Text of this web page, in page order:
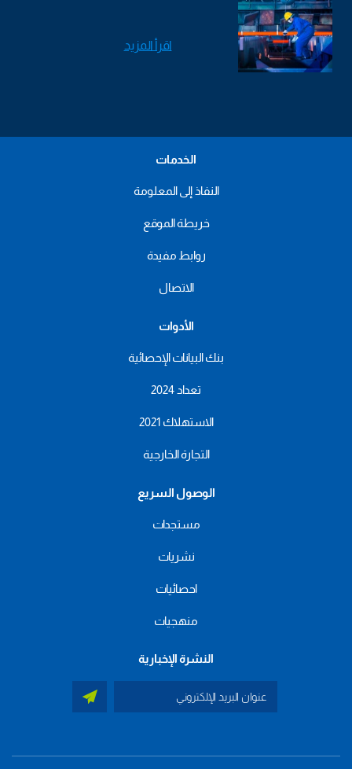
اقرأ المزيد
الخدمات
النفاذ إلى المعلومة
خريطة الموقع
روابط مفيدة
الاتصال
الأدوات
بنك البيانات الإحصائية
تعداد 2024
الاستهلاك 2021
التجارة الخارجية
الوصول السريع
مستجدات
نشريات
احصائيات
منهجيات
النشرة الإخبارية